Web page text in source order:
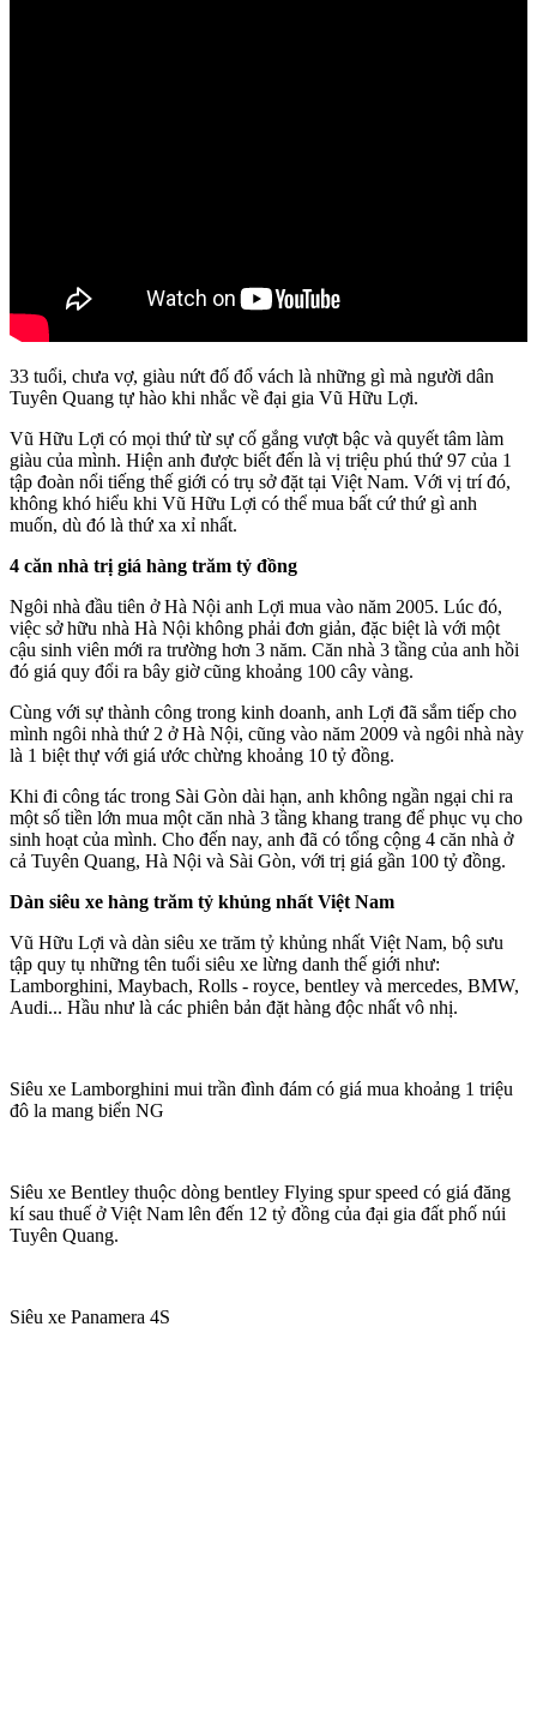
33 tuổi, chưa vợ, giàu nứt đố đổ vách là những gì mà người dân
Tuyên Quang tự hào khi nhắc về đại gia Vũ Hữu Lợi.
Vũ Hữu Lợi có mọi thứ từ sự cố gắng vượt bậc và quyết tâm làm
giàu của mình. Hiện anh được biết đến là vị triệu phú thứ 97 của 1
tập đoàn nổi tiếng thế giới có trụ sở đặt tại Việt Nam. Với vị trí đó,
không khó hiểu khi Vũ Hữu Lợi có thể mua bất cứ thứ gì anh
muốn, dù đó là thứ xa xỉ nhất.
4 căn nhà trị giá hàng trăm tỷ đồng
Ngôi nhà đầu tiên ở Hà Nội anh Lợi mua vào năm 2005. Lúc đó,
việc sở hữu nhà Hà Nội không phải đơn giản, đặc biệt là với một
cậu sinh viên mới ra trường hơn 3 năm. Căn nhà 3 tầng của anh hồi
đó giá quy đổi ra bây giờ cũng khoảng 100 cây vàng.
Cùng với sự thành công trong kinh doanh, anh Lợi đã sắm tiếp cho
mình ngôi nhà thứ 2 ở Hà Nội, cũng vào năm 2009 và ngôi nhà này
là 1 biệt thự với giá ước chừng khoảng 10 tỷ đồng.
Khi đi công tác trong Sài Gòn dài hạn, anh không ngần ngại chi ra
một số tiền lớn mua một căn nhà 3 tầng khang trang để phục vụ cho
sinh hoạt của mình. Cho đến nay, anh đã có tổng cộng 4 căn nhà ở
cả Tuyên Quang, Hà Nội và Sài Gòn, với trị giá gần 100 tỷ đồng.
Dàn siêu xe hàng trăm tỷ khủng nhất Việt Nam
Vũ Hữu Lợi và dàn siêu xe trăm tỷ khủng nhất Việt Nam, bộ sưu
tập quy tụ những tên tuổi siêu xe lừng danh thế giới như:
Lamborghini, Maybach, Rolls - royce, bentley và mercedes, BMW,
Audi... Hầu như là các phiên bản đặt hàng độc nhất vô nhị.
Siêu xe Lamborghini mui trần đình đám có giá mua khoảng 1 triệu
đô la mang biển NG
Siêu xe Bentley thuộc dòng bentley Flying spur speed có giá đăng
kí sau thuế ở Việt Nam lên đến 12 tỷ đồng của đại gia đất phố núi
Tuyên Quang.
Siêu xe Panamera 4S